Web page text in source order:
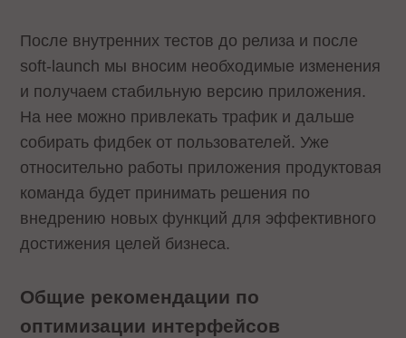
После внутренних тестов до релиза и после
soft-launch мы вносим необходимые изменения
и получаем стабильную версию приложения.
На нее можно привлекать трафик и дальше
собирать фидбек от пользователей. Уже
относительно работы приложения продуктовая
команда будет принимать решения по
внедрению новых функций для эффективного
достижения целей бизнеса.
Общие рекомендации по
оптимизации интерфейсов